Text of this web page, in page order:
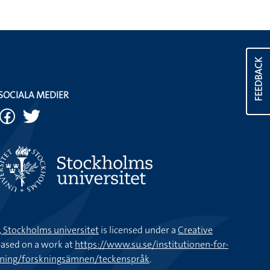
FEEDBACK
MEDIER
universitetis licensed under aCreative
on a work athttps://www.su.se/institutionen-for-
forskningsämnen/teckenspråk.